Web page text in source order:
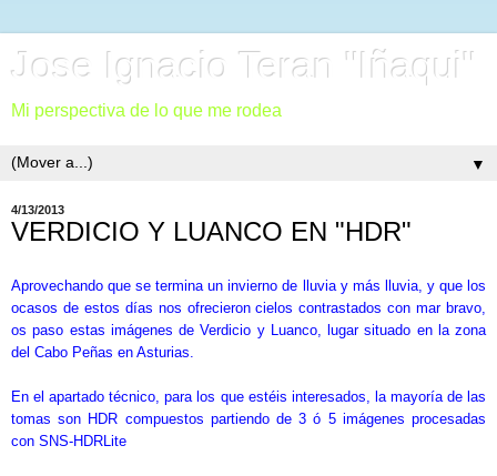
Jose Ignacio Teran "Iñaqui"
Mi perspectiva de lo que me rodea
▼
4/13/2013
VERDICIO Y LUANCO EN "HDR"
Aprovechando que se termina un invierno de lluvia y más lluvia, y que los
ocasos de estos días nos ofrecieroncielos contrastados con mar bravo,
os paso estas imágenes de Verdicio y Luanco, lugar situado en la zona
de l Cabo Peñas en Asturias.
Enel apartado técnico, para los que estéis interesados, la mayoría de las
tomas son HDR compuestos partiendo de 3 ó 5 imágenes procesadas
con SNS-HDRLite